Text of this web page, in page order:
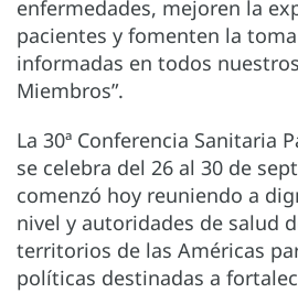
enfermedades, mejoren la
pacientes y fomenten la
informadas en todos
Miembros”.
La 30ª Conferencia Sanitaria
se celebra del 26 al 30 de
comenzó hoy reuniendo a
nivel y autoridades de salud
territorios de las Américas
políticas destinadas a